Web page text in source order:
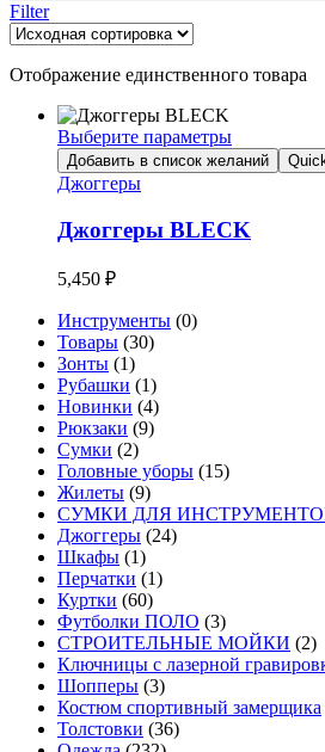
Filter
Отображение единственного товара
Выберите параметры
Этот
товар
имеет
несколько
вариаций.
можно
на
странице
товара.
Добавить в список желаний
Джоггеры
Джоггеры BLECK
5,450 ₽
Инструменты (0)
Товары (30)
Зонты (1)
Рубашки (1)
Новинки (4)
Рюкзаки (9)
Сумки (2)
Головные уборы (15)
Жилеты (9)
СУМКИ ДЛЯ
Джоггеры (24)
Шкафы (1)
Перчатки (1)
Куртки (60)
Футболки ПОЛО (3)
СТРОИТЕЛЬНЫЕ МОЙКИ (2)
Ключницы с лазерной
Шопперы (3)
Костюм спортивный замерщика
Толстовки (36)